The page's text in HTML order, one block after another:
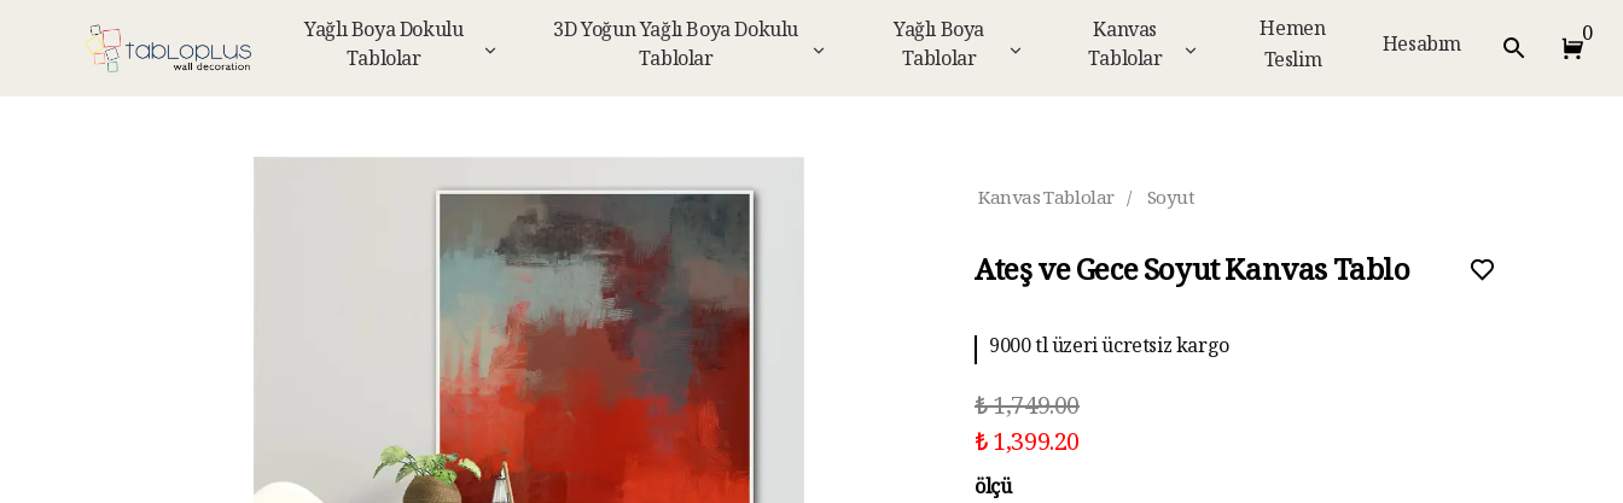
Yağlı Boya Dokulu
Tablolar
3D Yoğun Yağlı Boya Dokulu
Tablolar
Yağlı Boya
Tablolar
Kanvas
Tablolar
Hemen
Teslim
Hesabım 0
Kanvas Tablolar / Soyut
Ateş ve Gece Soyut Kanvas Tablo
9000 tl üzeri ücretsiz kargo
₺ 1,749.00
₺ 1,399.20
ölçü